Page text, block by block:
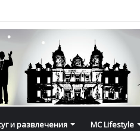
и развлечения MC Lifestyle